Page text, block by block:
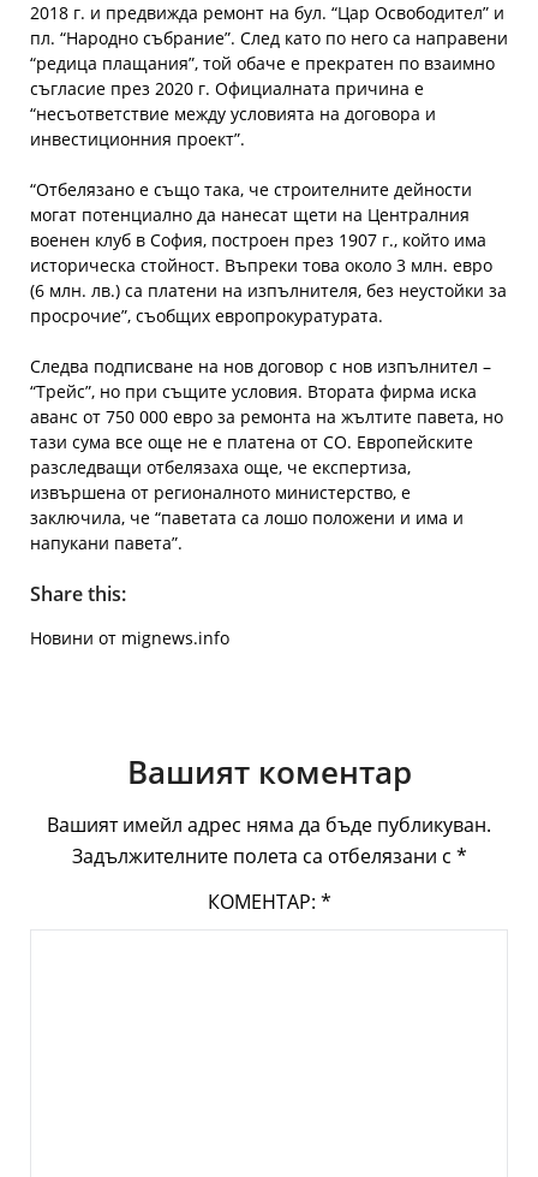
2018 г. и предвижда ремонт на бул. “Цар Освободител” и
пл. “Народно събрание”. След като по него са направени
“редица плащания”, той обаче е прекратен по взаимно
съгласие през 2020 г. Официалната причина е
“несъответствие между условията на договора и
инвестиционния проект”.
“Отбелязано е също така, че строителните дейности
могат потенциално да нанесат щети на Централния
военен клуб в София, построен през 1907 г., който има
историческа стойност. Въпреки това около 3 млн. евро
(6 млн. лв.) са платени на изпълнителя, без неустойки за
просрочие”, съобщих европрокуратурата.
Следва подписване на нов договор с нов изпълнител –
“Трейс”, но при същите условия. Втората фирма иска
аванс от 750 000 евро за ремонта на жълтите павета, но
тази сума все още не е платена от СО. Европейските
разследващи отбелязаха още, че експертиза,
извършена от регионалното министерство, е
заключила, че “паветата са лошо положени и има и
напукани павета”.
Share this:
Новини от mignews.info
Вашият коментар
Вашият имейл адрес няма да бъде публикуван.
Задължителните полета са отбелязани с *
КОМЕНТАР: *